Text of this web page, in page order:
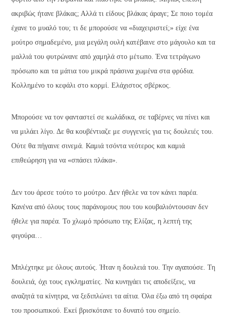
ακριβώς ήτανε βλάκας; Αλλά τι είδους βλάκας άραγε; Σε ποιο τομέα
έχανε το μυαλό του; τι δε μπορούσε να «διαχειριστεί;» είχε ένα
μούτρο σημαδεμένο, μια μεγάλη ουλή κατέβαινε στο μάγουλο και τα
μαλλιά του φυτρώνανε από χαμηλά στο μέτωπο. Ένα τετράγωνο
πρόσωπο και τα μάτια του μικρά πράσινα χωμένα στα φρύδια.
Κολλημένο το κεφάλι στο κορμί. Ελάχιστος σβέρκος.
Μπορούσε να τον φανταστεί σε κωλάδικα, σε ταβέρνες να πίνει και
να μιλάει λίγο. Δε θα κουβέντιαζε με συγγενείς για τις δουλειές του.
Ούτε θα πήγαινε σινεμά. Καμιά τσόντα νεότερος και καμιά
επιθεώρηση για να «σπάσει πλάκα».
Δεν του άρεσε τούτο το μούτρο. Δεν ήθελε να τον κάνει παρέα.
Κανένα από όλους τους παράνομους που του κουβαλιόντουσαν δεν
ήθελε για παρέα. Το χλωμό πρόσωπο της Ελίζας, η λεπτή της
φιγούρα…
Μπλέχτηκε με όλους αυτούς. Ήταν η δουλειά του. Την αγαπούσε. Τη
δουλειά, όχι τους εγκληματίες. Να κυνηγάει τις αποδείξεις, να
αναζητά τα κίνητρα, να ξεδιπλώνει τα αίτια. Όλα έξω από τη σφαίρα
του προσωπικού. Εκεί βρισκότανε το δυνατό του σημείο.